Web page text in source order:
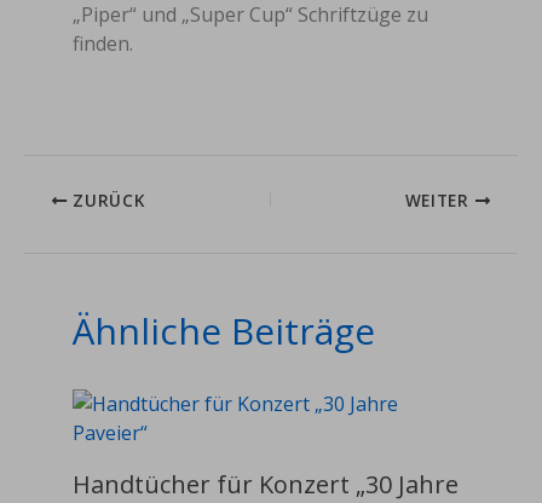
„Piper“ und „Super Cup“ Schriftzüge zu
finden.
ZURÜCK WEITER
Ähnliche Beiträge
Handtücher für Konzert „30 Jahre